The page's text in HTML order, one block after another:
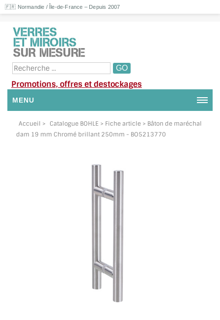
🇫🇷 Normandie / Île-de-France – Depuis 2007
Promotions, offres et destockages
MENU
NOUS CONTACTER
DEMANDE DE DEVIS
INSPIRATIONS ET NOUVEAUTÉS
Accueil > Catalogue BOHLE > Fiche article > Bâton de maréchal
dam 19 mm Chromé brillant 250mm - BO5213770